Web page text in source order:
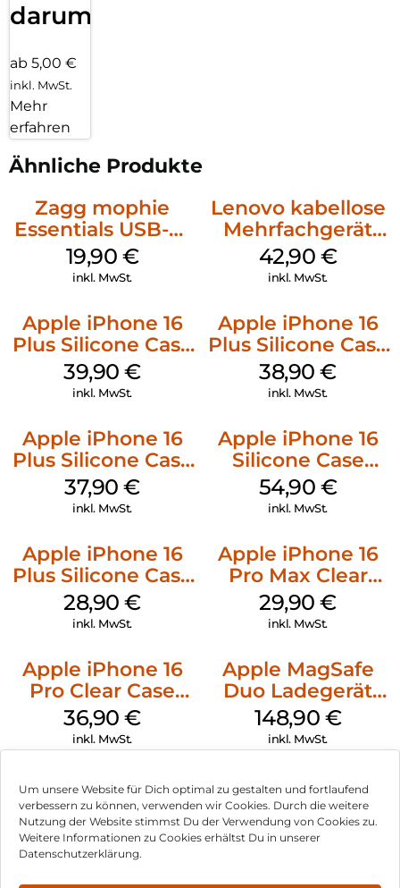
Um unsere Website für Dich optimal zu gestalten und fortlaufend
verbessern zu können, verwenden wir Cookies. Durch die weitere
Nutzung der Website stimmst Du der Verwendung von Cookies zu.
Weitere Informationen zu Cookies erhältst Du in unserer
Datenschutzerklärung.
darum!
ab 5,00 €
inkl. MwSt.
Mehr
erfahren
Ähnliche Produkte
Zagg mophie
Essentials USB-C-
20W Charger PD
Weiß
19,90 €
inkl. MwSt.
Lenovo kabellose
Mehrfachgerät
Luna Grey
42,90 €
inkl. MwSt.
Apple iPhone 16
Plus Silicone Case
MagSafe Plum
39,90€
inkl. MwSt.
Apple iPhone 16
Plus Silicone Case
MagSafe Denim
38,90€
inkl. MwSt.
Apple iPhone 16
Plus Silicone Case
MagSafe Lake
Green
37,90€
inkl. MwSt.
Apple iPhone 16
Silicone Case
MagSafe Black
54,90 €
inkl. MwSt.
Apple iPhone 16
Plus Silicone Case
MagSafe Black
28,90€
inkl. MwSt.
Apple iPhone 16
Pro Max Clear
Case MagSafe
Transparent
29,90€
inkl. MwSt.
Apple iPhone 16
Pro Clear Case
MagSafe
Transparent
36,90€
inkl. MwSt.
Apple MagSafe
Duo Ladegerät
Weiß
148,90 €
inkl. MwSt.
Impressum